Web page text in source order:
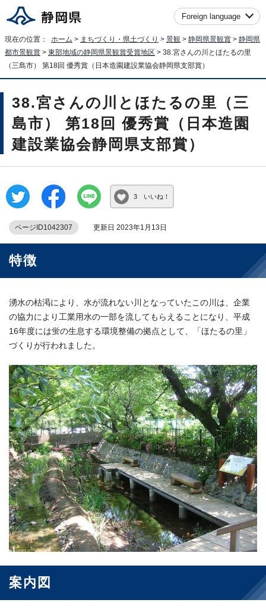
Foreign language
現在の位置： ホーム > まちづくり・県土づくり > 景観 > 静岡県景観賞 > 静岡県
都市景観賞 > 東部地域の静岡県景観賞受賞地区 > 38.宮さんの川とほたるの里
（三島市） 第18回 優秀賞（日本造園建設業協会静岡県支部賞）
38.宮さんの川とほたるの里（三
島市） 第18回 優秀賞（日本造園
建設業協会静岡県支部賞）
3 いいね！
ページID1042307 更新日 2023年1月13日
特徴
湧水の枯渇により、水が流れない川となっていたこの川は、企業
の協力により工業用水の一部を流してもらえることになり、平成
16年度には蛍の生息する環境整備の拠点として、「ほたるの里」
づくりが行われました。
案内図